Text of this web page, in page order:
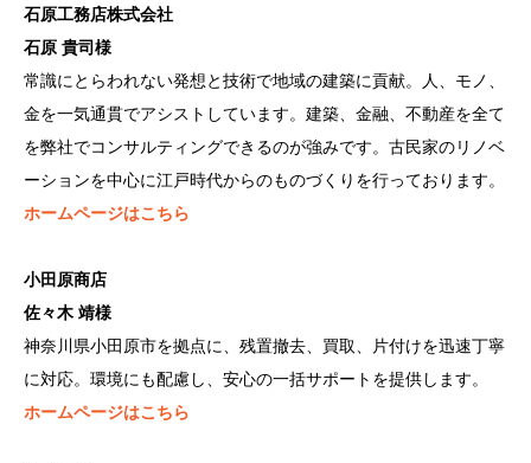
石原工務店株式会社
石原 貴司様
常識にとらわれない発想と技術で地域の建築に貢献。人、モノ、
金を一気通貫でアシストしています。建築、金融、不動産を全て
を弊社でコンサルティングできるのが強みです。古民家のリノベ
ーションを中心に江戸時代からのものづくりを行っております。
ホームページはこちら
小田原商店
佐々木 靖様
神奈川県小田原市を拠点に、残置撤去、買取、片付けを迅速丁寧
に対応。環境にも配慮し、安心の一括サポートを提供します。
ホームページはこちら